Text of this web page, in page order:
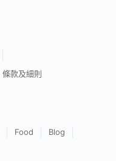
條款及細則
Food
Blog